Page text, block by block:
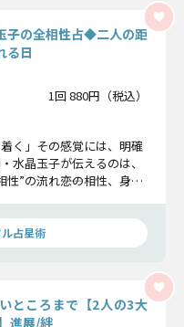
子の全相性占◆二人の距
る日
1回 880円（税込）
く」その感覚には、明確
水晶玉子が伝えるのは、
”の流れ――恋の相性、身体
占星術
ところまで【2人の3大
進展/絆